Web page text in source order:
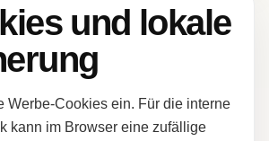
und lokale
Werbe-Cookies ein. Für die interne
kann im Browser eine zufällige